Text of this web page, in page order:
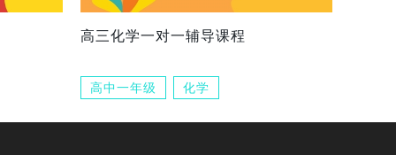
高三化学一对一辅导课程
高中一年级 化学